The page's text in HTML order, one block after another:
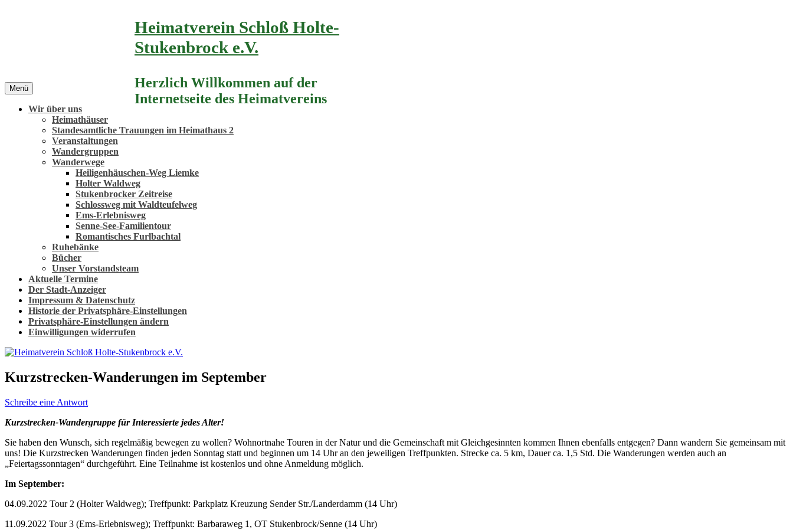
Heimatverein Schloß Holte-
Stukenbrock e.V.
Herzlich Willkommen auf der
Internetseite des Heimatvereins
Menü
Wir über uns
Heimathäuser
Standesamtliche Trauungen im Heimathaus 2
Veranstaltungen
Wandergruppen
Wanderwege
Heiligenhäuschen-Weg Liemke
Holter Waldweg
Stukenbrocker Zeitreise
Schlossweg mit Waldteufelweg
Ems-Erlebnisweg
Senne-See-Familientour
Romantisches Furlbachtal
Ruhebänke
Bücher
Unser Vorstandsteam
Aktuelle Termine
Der Stadt-Anzeiger
Impressum & Datenschutz
Historie der Privatsphäre-Einstellungen
Privatsphäre-Einstellungen ändern
Einwilligungen widerrufen
Kurzstrecken-Wanderungen im September
Schreibe eine Antwort
Kurzstrecken-Wandergruppe für Interessierte jedes Alter!
Sie haben den Wunsch, sich regelmäßig bewegen zu wollen? Wohnortnahe Touren in der Natur und die Gemeinschaft mit Gleichgesinnten kommen Ihnen ebenfalls entgegen? Dann wandern Sie gemeinsam mit
uns! Die Kurzstrecken Wanderungen finden jeden Sonntag statt und beginnen um 14 Uhr an den jeweiligen Treffpunkten. Strecke ca. 5 km, Dauer ca. 1,5 Std. Die Wanderungen werden auch an
„Feiertagssonntagen“ durchgeführt. Eine Teilnahme ist kostenlos und ohne Anmeldung möglich.
Im September:
04.09.2022 Tour 2 (Holter Waldweg); Treffpunkt: Parkplatz Kreuzung Sender Str./Landerdamm (14 Uhr)
11.09.2022 Tour 3 (Ems-Erlebnisweg); Treffpunkt: Barbaraweg 1, OT Stukenbrock/Senne (14 Uhr)